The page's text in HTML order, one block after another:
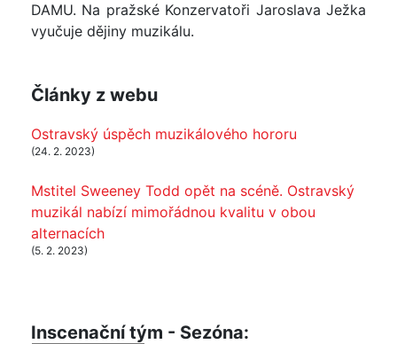
DAMU. Na pražské Konzervatoři Jaroslava Ježka
vyučuje dějiny muzikálu.
Články z webu
Ostravský úspěch muzikálového hororu
(24. 2. 2023)
Mstitel Sweeney Todd opět na scéně. Ostravský
muzikál nabízí mimořádnou kvalitu v obou
alternacích
(5. 2. 2023)
Inscenační tým - Sezóna: